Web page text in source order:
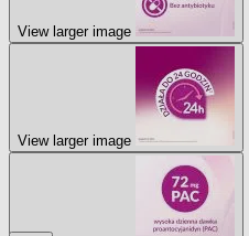
View larger image
View larger image